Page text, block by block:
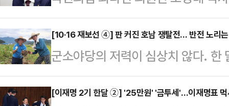
부족한 마당에, …
지금은 온갖 구설수에 다 올라 있다
문에 국민들은 그걸 긍정적으로 보
활동은 국민들을 더 힘들게 할 수도
앞두고…
활동은 '격차해소'로 축약된다. 그
며 주거환경·지역·의료 등 격차해
방문진료사업을 실시하도록 하는
외곽지역 연담도시를 편입해 생활
벌 메가시티로 발전시키겠다는 구
[10·16 재보선 ④] 판 커진 호남 쟁탈전… 반전 노리
군소야당의 저력이 심상치 않다.
곳의 기초자치단체장 자리를 놓고 '
를 가른다는 '구도'와 '바람'이 시시
[이재명 2기 한달 ②] '25만원' '금투세'…이재명표 먹